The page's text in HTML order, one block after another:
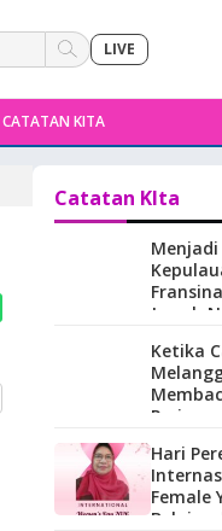
LIVE
CATATAN KITA
Catatan KIta
Jawab
Maluku.
Ketika
Hari
Female
Belajar